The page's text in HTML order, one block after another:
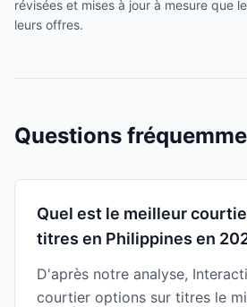
révisées et mises à jour à mesure que
leurs offres.
Questions
Quel est le meilleur
titres en Philippines en
D'après notre analyse,
courtier options sur titres le